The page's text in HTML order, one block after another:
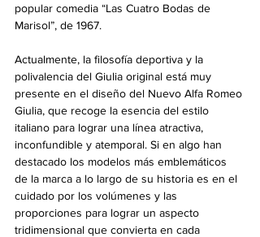
popular comedia “Las Cuatro Bodas de
Marisol”, de 1967.
Actualmente, la filosofía deportiva y la
polivalencia del Giulia original está muy
presente en el diseño del Nuevo Alfa Romeo
Giulia, que recoge la esencia del estilo
italiano para lograr una línea atractiva,
inconfundible y atemporal. Si en algo han
destacado los modelos más emblemáticos
de la marca a lo largo de su historia es en el
cuidado por los volúmenes y las
proporciones para lograr un aspecto
tridimensional que convierta en cada